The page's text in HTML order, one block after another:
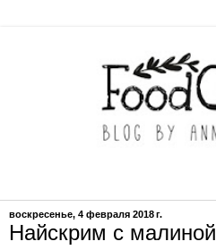
воскресенье, 4 февраля 2018 г.
Найскрим с малиной